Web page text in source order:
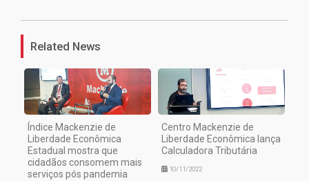
Related News
Índice Mackenzie de
Liberdade Econômica
Estadual mostra que
cidadãos consomem mais
serviços pós pandemia
Centro Mackenzie de
Liberdade Econômica lança
Calculadora Tributária
10/11/2022